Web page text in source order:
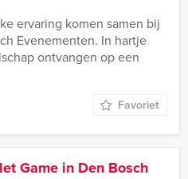
ervaring komen samen bij
Evenementen. In hartje
ontvangen op een
Favoriet
Game in Den Bosch